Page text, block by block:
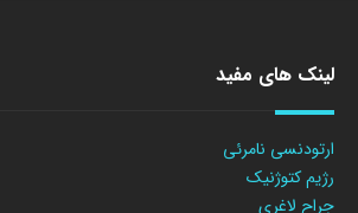
لینک های مفید
ارتودنسی نامرئی
رژیم کتوژنیک
جراح لاغری